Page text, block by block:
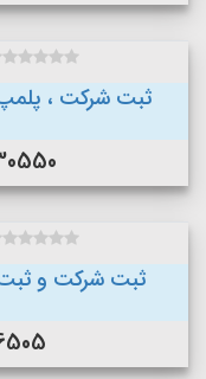
ثبت شرکت ، پلمپ
ثبت شرکت و ثبت